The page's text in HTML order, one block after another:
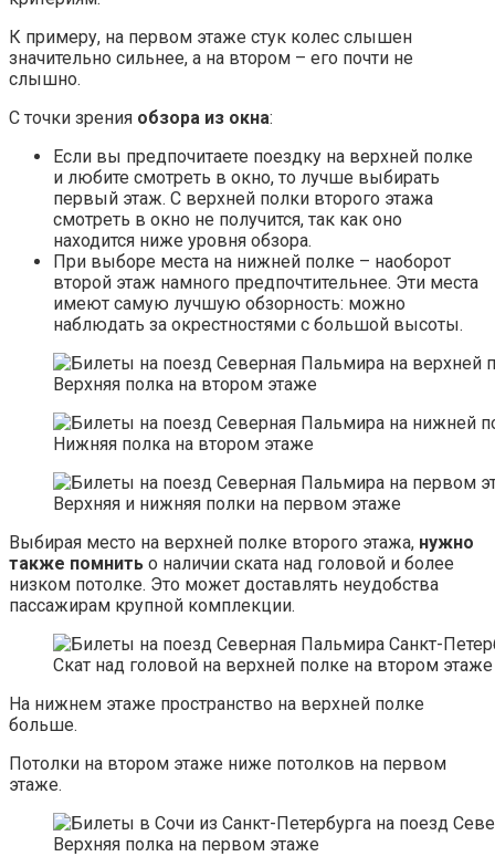
К примеру, на первом этаже стук колес слышен
значительно сильнее, а на втором – его почти не
слышно.
С точки зрения обзора из окна:
Если вы предпочитаете поездку на верхней полке
и любите смотреть в окно, то лучше выбирать
первый этаж. С верхней полки второго этажа
смотреть в окно не получится, так как оно
находится ниже уровня обзора.
При выборе места на нижней полке – наоборот
второй этаж намного предпочтительнее. Эти места
имеют самую лучшую обзорность: можно
наблюдать за окрестностями с большой высоты.
Верхняя полка на втором этаже
Нижняя полка на втором этаже
Верхняя и нижняя полки на первом этаже
Выбирая место на верхней полке второго этажа, нужно
также помнить о наличии ската над головой и более
низком потолке. Это может доставлять неудобства
пассажирам крупной комплекции.
Скат над головой на верхней полке на втором этаже
На нижнем этаже пространство на верхней полке
больше.
Потолки на втором этаже ниже потолков на первом
этаже.
Верхняя полка на первом этаже